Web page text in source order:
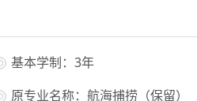
基本学制：3年
原专业名称：航海捕捞（保留）